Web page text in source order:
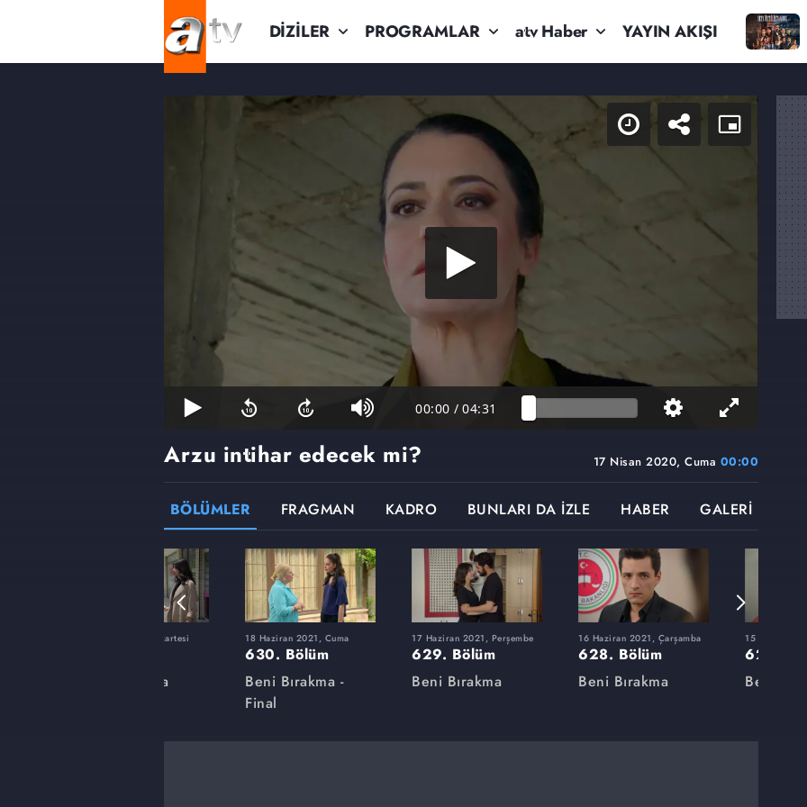
DİZİLER PROGRAMLAR atv Haber YAYIN AKIŞI
00:00 / 04:31
17 Nisan 2020, Cuma 00:00
Arzu intihar edecek mi?
BÖLÜMLER FRAGMAN KADRO BUNLARI DA İZLE HABER GALERİ
31 Mayıs 2021, Pazartesi
Beni Bırakma
18 Haziran 2021, Cuma
630. Bölüm
Beni Bırakma -
Final
17 Haziran 2021, Perşembe
629. Bölüm
Beni Bırakma
16 Haziran 2021, Çarşamba
628. Bölüm
Beni Bırakma
15 Haziran
627.
Beni